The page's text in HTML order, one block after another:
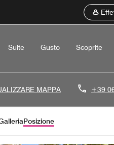
Suite Gusto Scoprite
MAPPA +39
Posizione